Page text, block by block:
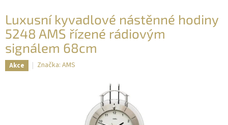
Luxusní kyvadlové nástěnné hodiny
5248 AMS řízené rádiovým
signálem 68cm
Akce Značka: AMS